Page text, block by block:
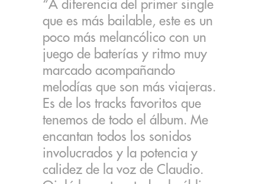
“A diferencia del primer single
que es más bailable, este es un
poco más melancólico con un
juego de baterías y ritmo muy
marcado acompañando
melodías que son más viajeras.
Es de los tracks favoritos que
tenemos de todo el álbum. Me
encantan todos los sonidos
involucrados y la potencia y
calidez de la voz de Claudio.